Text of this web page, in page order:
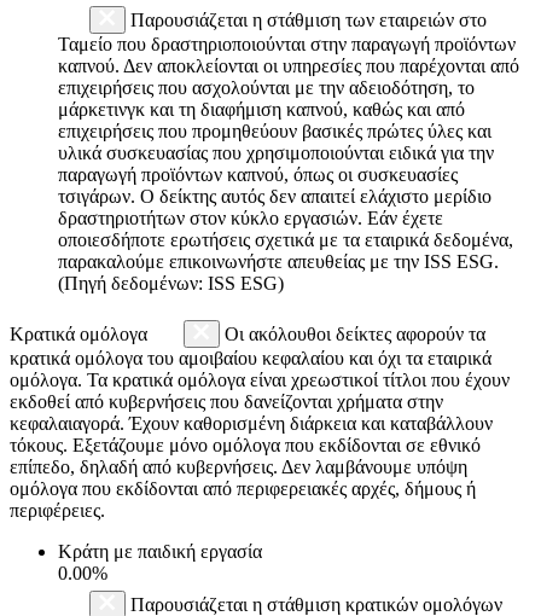
Παρουσιάζεται η στάθμιση των εταιρειών στο
Ταμείο που δραστηριοποιούνται στην παραγωγή προϊόντων
καπνού. Δεν αποκλείονται οι υπηρεσίες που παρέχονται από
επιχειρήσεις που ασχολούνται με την αδειοδότηση, το
μάρκετινγκ και τη διαφήμιση καπνού, καθώς και από
επιχειρήσεις που προμηθεύουν βασικές πρώτες ύλες και
υλικά συσκευασίας που χρησιμοποιούνται ειδικά για την
παραγωγή προϊόντων καπνού, όπως οι συσκευασίες
τσιγάρων. Ο δείκτης αυτός δεν απαιτεί ελάχιστο μερίδιο
δραστηριοτήτων στον κύκλο εργασιών. Εάν έχετε
οποιεσδήποτε ερωτήσεις σχετικά με τα εταιρικά δεδομένα,
παρακαλούμε επικοινωνήστε απευθείας με την ISS ESG.
(Πηγή δεδομένων: ISS ESG)
Κρατικά ομόλογα
Οι ακόλουθοι δείκτες αφορούν τα
κρατικά ομόλογα του αμοιβαίου κεφαλαίου και όχι τα εταιρικά
ομόλογα. Τα κρατικά ομόλογα είναι χρεωστικοί τίτλοι που έχουν
εκδοθεί από κυβερνήσεις που δανείζονται χρήματα στην
κεφαλαιαγορά. Έχουν καθορισμένη διάρκεια και καταβάλλουν
τόκους. Εξετάζουμε μόνο ομόλογα που εκδίδονται σε εθνικό
επίπεδο, δηλαδή από κυβερνήσεις. Δεν λαμβάνουμε υπόψη
ομόλογα που εκδίδονται από περιφερειακές αρχές, δήμους ή
περιφέρειες.
Κράτη με παιδική εργασία
0.00%
Παρουσιάζεται η στάθμιση κρατικών ομολόγων